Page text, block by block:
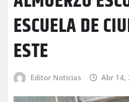
ESCUELA DE
ESTE
Editor Noticias Abr 14,